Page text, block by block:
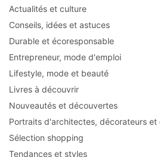
Actualités et culture
Conseils, idées et astuces
Durable et écoresponsable
Entrepreneur, mode d'emploi
Lifestyle, mode et beauté
Livres à découvrir
Nouveautés et découvertes
Portraits d'architectes, décorateurs et
Sélection shopping
Tendances et styles